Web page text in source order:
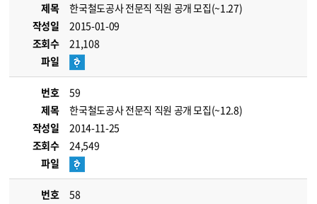
제목
한국철도공사 전문직 직원 공개 모집(~1.27)
작성일
2015-01-09
조회수
21,108
파일
번호
59
제목
한국철도공사 전문직 직원 공개 모집(~12.8)
작성일
2014-11-25
조회수
24,549
파일
번호
58